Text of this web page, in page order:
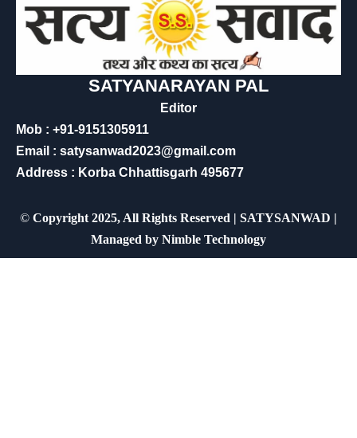
SATYANARAYAN PAL
Editor
Mob : +91-9151305911
Email : satysanwad2023@gmail.com
Address : Korba Chhattisgarh 495677
© Copyright 2025, All Rights Reserved | SATYSANWAD |
Managed by Nimble Technology